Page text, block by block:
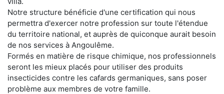
Notre structure bénéficie d'une certification qui nous
permettra d'exercer notre profession sur toute l'étendue
du territoire national, et auprès de quiconque aurait besoin
de nos services à Angoulême.
Formés en matière de risque chimique, nos professionnels
seront les mieux placés pour utiliser des produits
insecticides contre les cafards germaniques, sans poser
problème aux membres de votre famille.